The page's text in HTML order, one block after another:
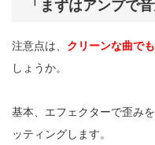
「まずはアンプで音
注意点は、 クリーンな曲で
しょうか。
基本、エフェクターで歪み
ッティングします。